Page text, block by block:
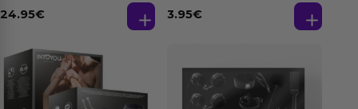
24.95€
(Es/En/Fr/Pt/De)
3.95€